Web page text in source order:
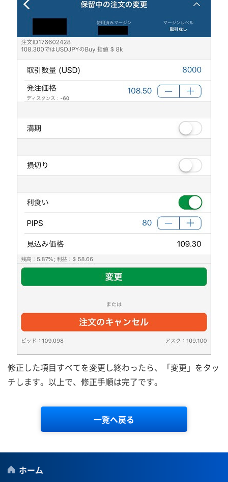
修正した項目すべてを変更し終わったら、「変更」をタッ
チします。以上で、修正手順は完了です。
一覧へ戻る
ホーム